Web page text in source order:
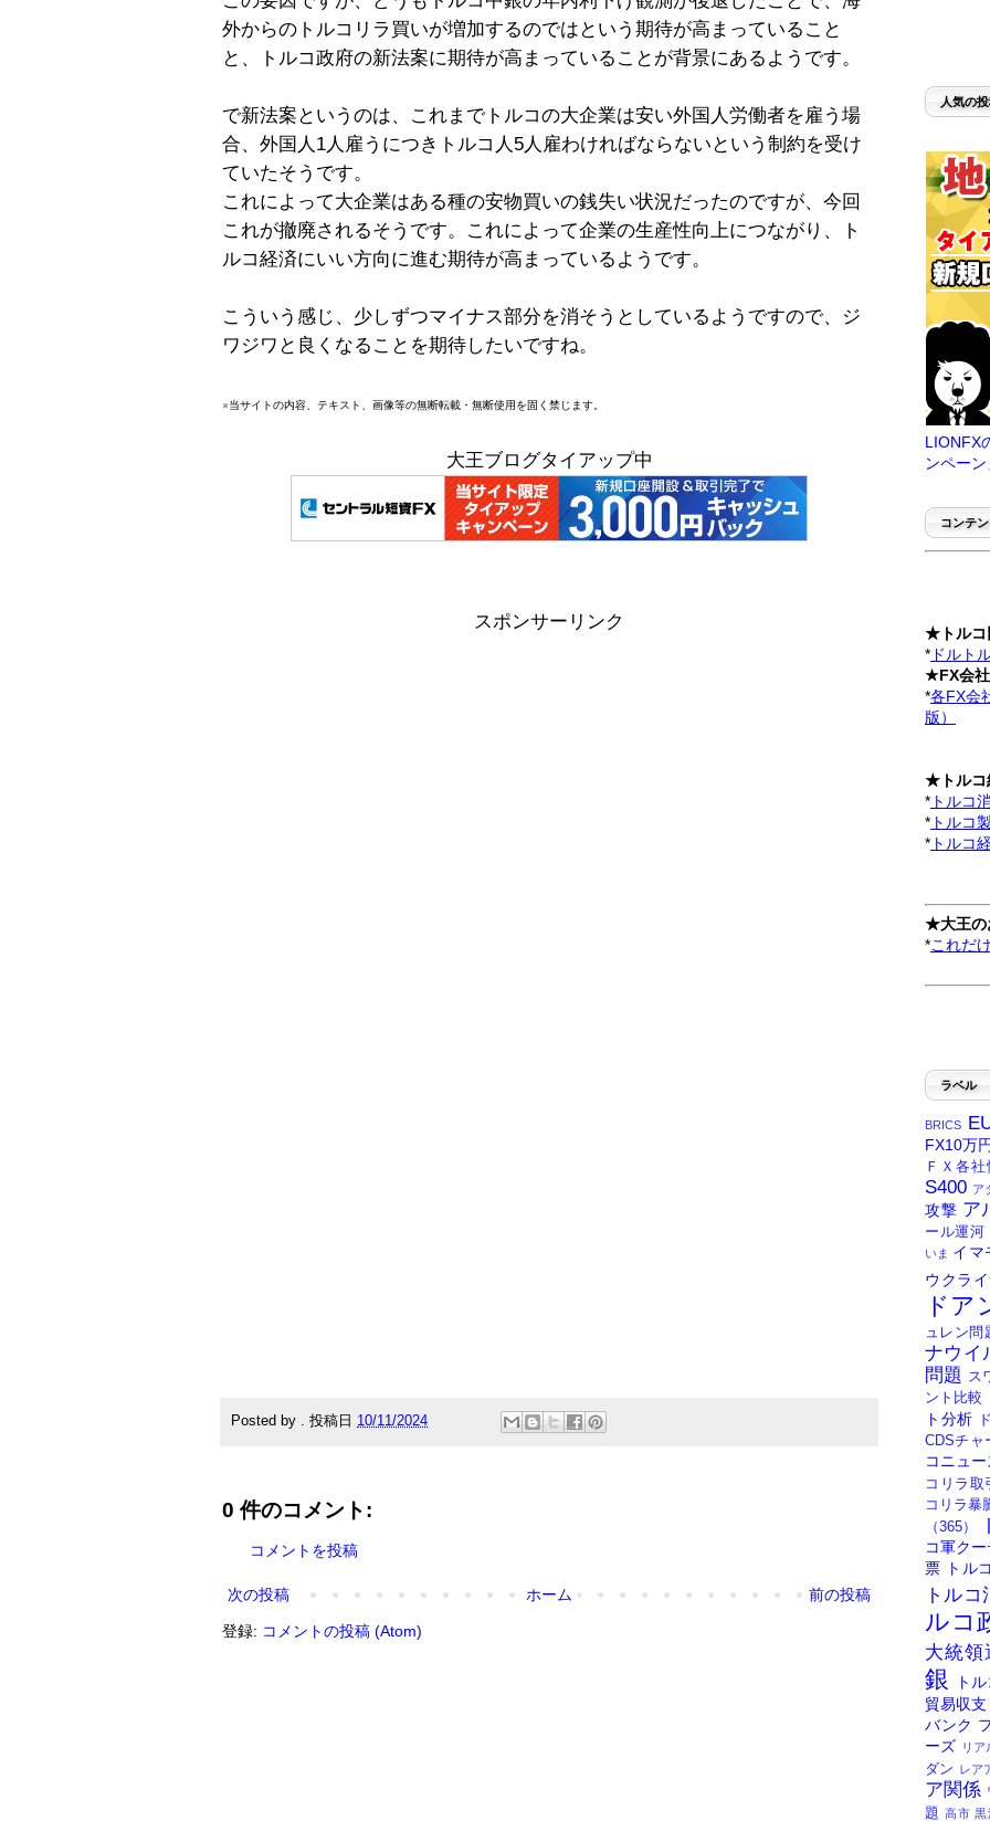
外からのトルコリラ買いが増加するのではという期待が高まっていること
と、トルコ政府の新法案に期待が高まっていることが背景にあるようです。
で新法案というのは、これまでトルコの大企業は安い外国人労働者を雇う場
合、外国人1人雇うにつきトルコ人5人雇わければならないという制約を受け
ていたそうです。
これによって大企業はある種の安物買いの銭失い状況だったのですが、今回
これが撤廃されるそうです。これによって企業の生産性向上につながり、ト
ルコ経済にいい方向に進む期待が高まっているようです。
こういう感じ、少しずつマイナス部分を消そうとしているようですので、ジ
ワジワと良くなることを期待したいですね。
※当サイトの内容、テキスト、画像等の無断転載・無断使用を固く禁じます。
大王ブログタイアップ中
スポンサーリンク
Posted by . 投稿日 10/11/2024
0 件のコメント:
コメントを投稿
次の投稿 前の投稿
ホーム
登録: コメントの投稿 (Atom)
人気の
LIONFX
ンペーン
コンテ
★トルコ
* ドルト
★FX会社
*各FX会
版）
★トルコ
* トルコ
* トルコ
* トルコ
★大王の
*これだ
ラベル
BRICS
FX10万
ＦＸ各
S400 ア
攻撃 ア
ール運河
いま イマ
ウクラ
ドア
ュレン問
ナウイ
問題 ス
ント比較
ト分析
CDSチャ
コニュー
コリラ取
コリラ暴
（365）
コ軍ク
票
トル
トル
ルコ
大統領
銀
ト
貿易収支
バンク
ーズ リア
ダン レア
ア関係
題 高市 黒